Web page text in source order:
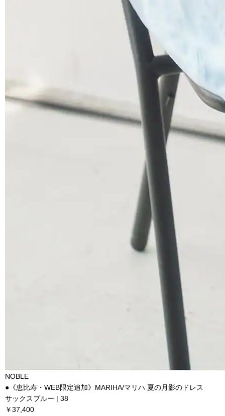
NOBLE
●《恵比寿・WEB限定追加》MARIHA/マリハ 夏の月影のドレス
サックスブルー | 38
￥37,400